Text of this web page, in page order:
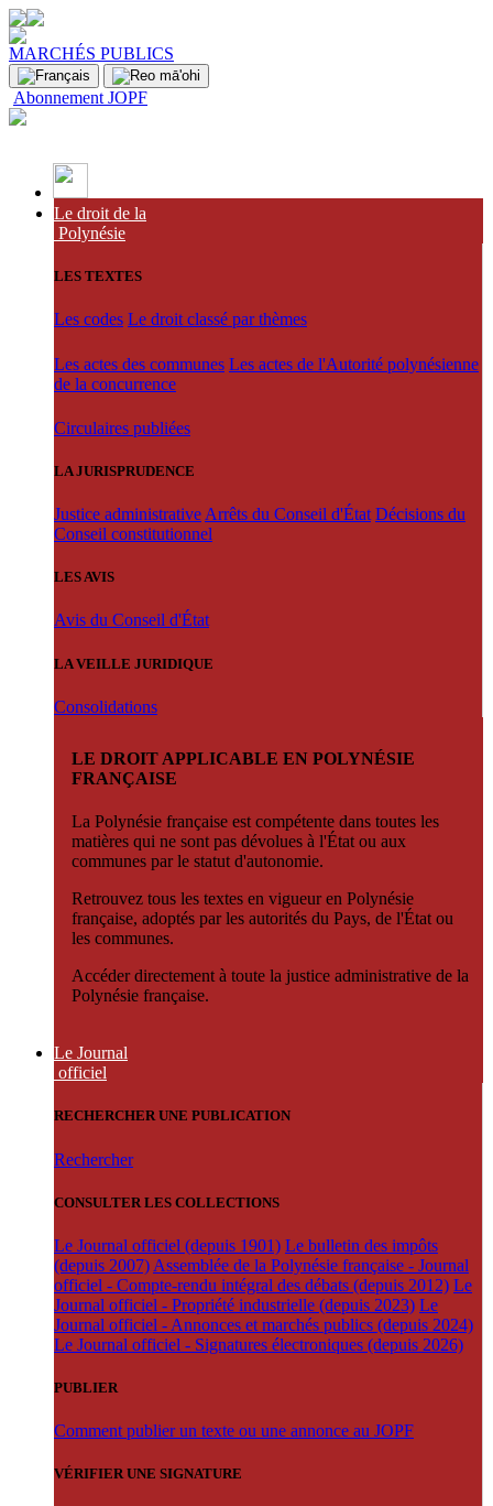
MARCHÉS PUBLICS
Abonnement JOPF
Le droit de la
Polynésie
LES TEXTES
Les codes Le droit classé par thèmes
Les actes des communes Les actes de l'Autorité polynésienne
de la concurrence
Circulaires publiées
LA JURISPRUDENCE
Justice administrative Arrêts du Conseil d'État Décisions du
Conseil constitutionnel
LES AVIS
Avis du Conseil d'État
LA VEILLE JURIDIQUE
Consolidations
LE DROIT APPLICABLE EN POLYNÉSIE
FRANÇAISE
La Polynésie française est compétente dans toutes les
matières qui ne sont pas dévolues à l'État ou aux
communes par le statut d'autonomie.
Retrouvez tous les textes en vigueur en Polynésie
française, adoptés par les autorités du Pays, de l'État ou
les communes.
Accéder directement à toute la justice administrative de la
Polynésie française.
Le Journal
officiel
RECHERCHER UNE PUBLICATION
Rechercher
CONSULTER LES COLLECTIONS
Le Journal officiel (depuis 1901) Le bulletin des impôts
(depuis 2007) Assemblée de la Polynésie française - Journal
officiel - Compte-rendu intégral des débats (depuis 2012) Le
Journal officiel - Propriété industrielle (depuis 2023) Le
Journal officiel - Annonces et marchés publics (depuis 2024)
Le Journal officiel - Signatures électroniques (depuis 2026)
PUBLIER
Comment publier un texte ou une annonce au JOPF
VÉRIFIER UNE SIGNATURE